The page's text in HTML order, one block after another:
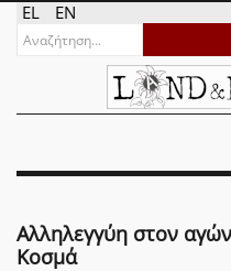
EL EN
Αλληλεγγύη στον
Κοσμά